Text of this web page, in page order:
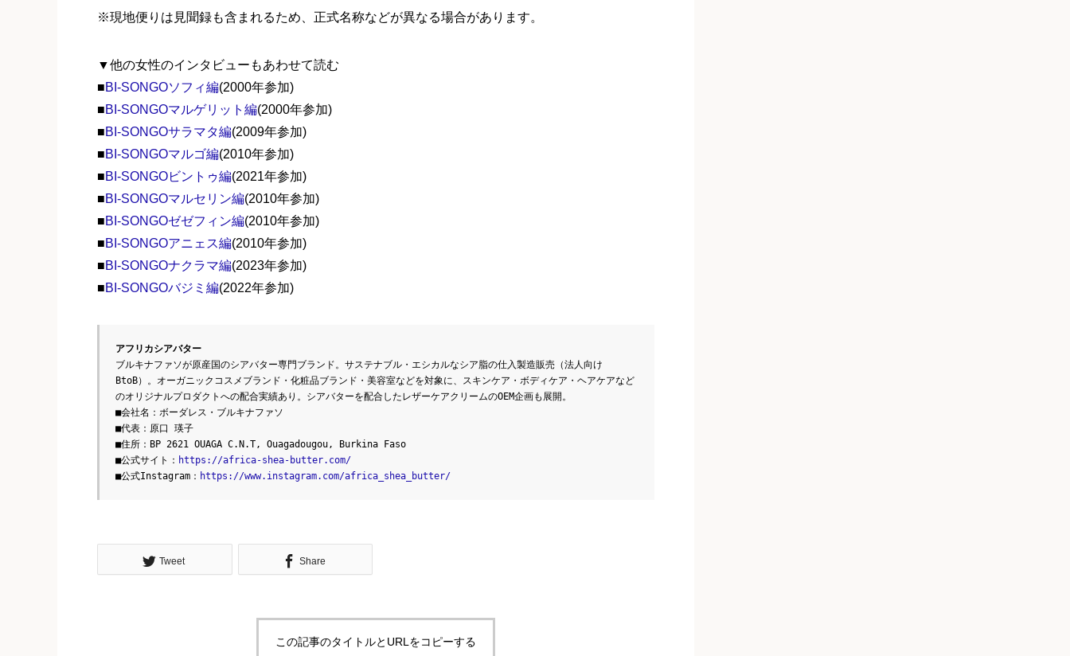
※現地便りは見聞録も含まれるため、正式名称などが異なる場合があります。
▼他の女性のインタビューもあわせて読む
■BI-SONGOソフィ編(2000年参加)
■BI-SONGOマルゲリット編(2000年参加)
■BI-SONGOサラマタ編(2009年参加)
■BI-SONGOマルゴ編(2010年参加)
■BI-SONGOビントゥ編(2021年参加)
■BI-SONGOマルセリン編(2010年参加)
■BI-SONGOゼゼフィン編(2010年参加)
■BI-SONGOアニェス編(2010年参加)
■BI-SONGOナクラマ編(2023年参加)
■BI-SONGOバジミ編(2022年参加)
アフリカシアバター
ブルキナファソが原産国のシアバター専門ブランド。サステナブル・エシカルなシア脂の仕入製造販売（法人向け
BtoB）。オーガニックコスメブランド・化粧品ブランド・美容室などを対象に、スキンケア・ボディケア・ヘアケアなど
のオリジナルプロダクトへの配合実績あり。シアバターを配合したレザーケアクリームのOEM企画も展開。
■会社名：ボーダレス・ブルキナファソ
■代表：原口 瑛子
■住所：BP 2621 OUAGA C.N.T, Ouagadougou, Burkina Faso
■公式サイト： https://africa-shea-butter.com/
■公式Instagram： https://www.instagram.com/africa_shea_butter/
Tweet Share
この記事のタイトルとURLをコピーする